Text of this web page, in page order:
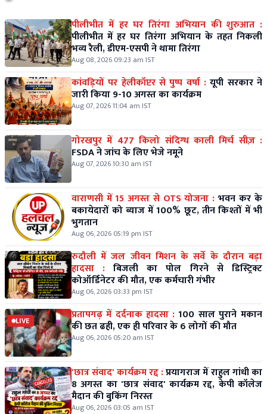
पीलीभीत में हर घर तिरंगा अभियान की शुरुआत :
पीलीभीत में हर घर तिरंगा अभियान के तहत निकली
भव्य रैली, डीएम-एसपी ने थामा तिरंगा
Aug 08, 2026 09:23 am IST
कांवड़ियों पर हेलीकॉप्टर से पुष्प वर्षा : यूपी सरकार ने
जारी किया 9-10 अगस्त का कार्यक्रम
Aug 07, 2026 11:04 am IST
गोरखपुर में 477 किलो संदिग्ध काली मिर्च सीज़ :
FSDA ने जांच के लिए भेजे नमूने
Aug 07, 2026 10:30 am IST
वाराणसी में 15 अगस्त से OTS योजना : भवन कर के
बकायेदारों को ब्याज में 100% छूट, तीन किश्तों में भी
भुगतान
Aug 06, 2026 05:19 pm IST
रुदौली में जल जीवन मिशन के सर्वे के दौरान बड़ा
हादसा : बिजली का पोल गिरने से डिस्ट्रिक्ट
कोऑर्डिनेटर की मौत, एक कर्मचारी गंभीर
Aug 06, 2026 03:33 pm IST
LIVE प्रतापगढ़ में दर्दनाक हादसा : 100 साल पुराने मकान
की छत ढही, एक ही परिवार के 6 लोगों की मौत
Aug 06, 2026 05:20 am IST
'छात्र संवाद' कार्यक्रम रद्द :प्रयागराज में राहुल गांधी का
8 अगस्त का 'छात्र संवाद' कार्यक्रम रद्द, केपी कॉलेज
मैदान की बुकिंग निरस्त
Aug 06, 2026 03:05 am IST